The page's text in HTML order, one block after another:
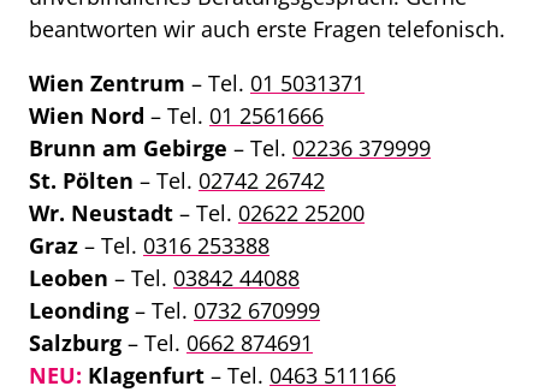
beantworten wir auch erste Fragen telefonisch.
Wien Zentrum – Tel. 01 5031371
Wien Nord – Tel. 01 2561666
Brunn am Gebirge – Tel. 02236 379999
St. Pölten – Tel. 02742 26742
Wr. Neustadt – Tel. 02622 25200
Graz – Tel. 0316 253388
Leoben – Tel. 03842 44088
Leonding – Tel. 0732 670999
Salzburg – Tel. 0662 874691
NEU: Klagenfurt – Tel. 0463 511166